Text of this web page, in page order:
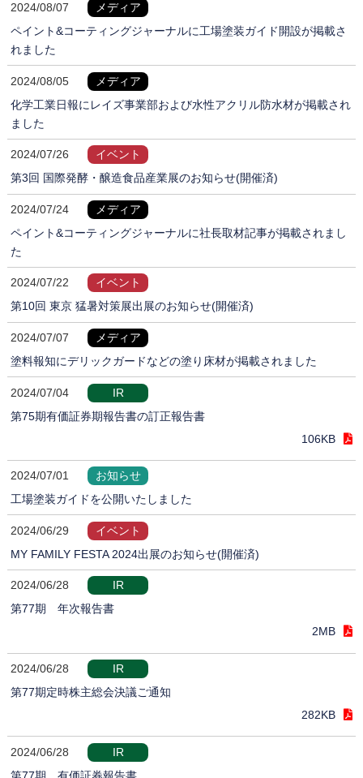
2024/08/07
メディア
ペイント&コーティングジャーナルに工場塗装ガイド開設が掲載さ
れました
2024/08/05
メディア
化学工業日報にレイズ事業部および水性アクリル防水材が掲載され
ました
2024/07/26
イベント
第3回 国際発酵・醸造食品産業展のお知らせ(開催済)
2024/07/24
メディア
ペイント&コーティングジャーナルに社長取材記事が掲載されまし
た
2024/07/22
イベント
第10回 東京 猛暑対策展出展のお知らせ(開催済)
2024/07/07
メディア
塗料報知にデリックガードなどの塗り床材が掲載されました
2024/07/04
IR
第75期有価証券期報告書の訂正報告書
106KB
2024/07/01
お知らせ
工場塗装ガイドを公開いたしました
2024/06/29
イベント
MY FAMILY FESTA 2024出展のお知らせ(開催済)
2024/06/28
IR
第77期 年次報告書
2MB
2024/06/28
IR
第77期定時株主総会決議ご通知
282KB
2024/06/28
IR
第77期 有価証券報告書